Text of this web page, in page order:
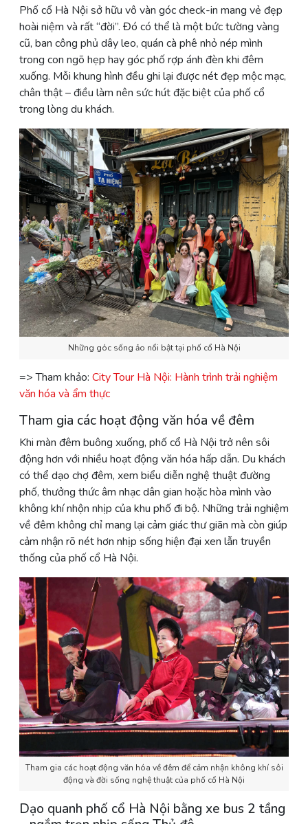
Phố cổ Hà Nội sở hữu vô vàn góc check-in mang vẻ đẹp
hoài niệm và rất “đời”. Đó có thể là một bức tường vàng
cũ, ban công phủ dây leo, quán cà phê nhỏ nép mình
trong con ngõ hẹp hay góc phố rợp ánh đèn khi đêm
xuống. Mỗi khung hình đều ghi lại được nét đẹp mộc mạc,
chân thật – điều làm nên sức hút đặc biệt của phố cổ
trong lòng du khách.
Những góc sống ảo nổi bật tại phố cổ Hà Nội
=> Tham khảo: City Tour Hà Nội: Hành trình trải nghiệm
văn hóa và ẩm thực
Tham gia các hoạt động văn hóa về đêm
Khi màn đêm buông xuống, phố cổ Hà Nội trở nên sôi
động hơn với nhiều hoạt động văn hóa hấp dẫn. Du khách
có thể dạo chợ đêm, xem biểu diễn nghệ thuật đường
phố, thưởng thức âm nhạc dân gian hoặc hòa mình vào
không khí nhộn nhịp của khu phố đi bộ. Những trải nghiệm
về đêm không chỉ mang lại cảm giác thư giãn mà còn giúp
cảm nhận rõ nét hơn nhịp sống hiện đại xen lẫn truyền
thống của phố cổ Hà Nội.
Tham gia các hoạt động văn hóa về đêm để cảm nhận không khí sôi
động và đời sống nghệ thuật của phố cổ Hà Nội
Dạo quanh phố cổ Hà Nội bằng xe bus 2 tầng